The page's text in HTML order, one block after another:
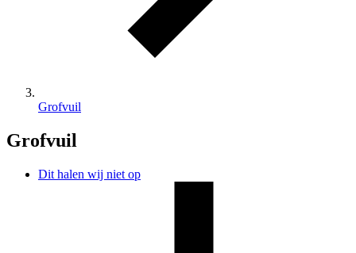
Grofvuil
Grofvuil
Dit halen wij niet op